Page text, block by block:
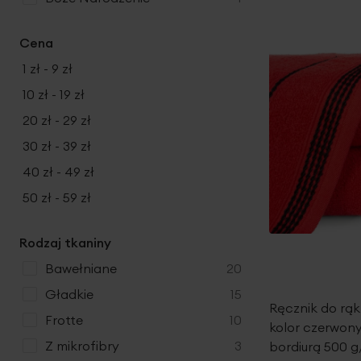
Ręcznik do
kolor
bordiurą 500
Cena
1 zł - 9 zł
10 zł - 19 zł
20 zł - 29 zł
30 zł - 39 zł
40 zł - 49 zł
50 zł - 59 zł
Rodzaj tkaniny
bawełniane
20
produkty
gładkie
15
produkty
frotte
10
produkty
z mikrofibry
3
produkty